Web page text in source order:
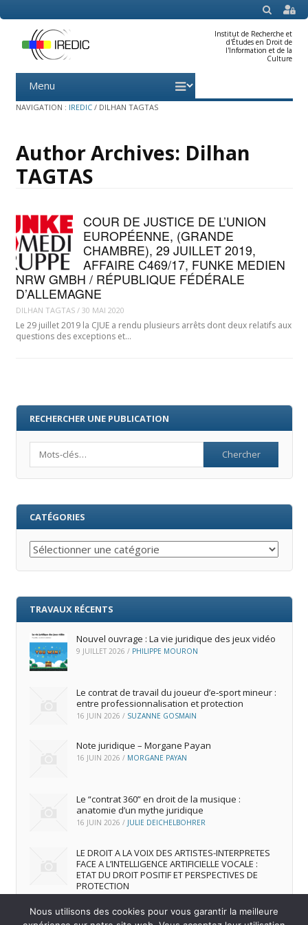
SEARCH
Institut de Recherche et
d'Études en Droit de
l'Information et de la
Culture
Menu
content
NAVIGATION : IREDIC / DILHAN TAGTAS
Author Archives: Dilhan
TAGTAS
COUR DE JUSTICE DE L’UNION
EUROPÉENNE, (GRANDE
CHAMBRE), 29 JUILLET 2019,
AFFAIRE C469/17, FUNKE MEDIEN
NRW GMBH / RÉPUBLIQUE FÉDÉRALE
D’ALLEMAGNE
DILHAN TAGTAS/ 30 MAI 2020
Le 29 juillet 2019 la CJUE a rendu plusieurs arrêts dont deux relatifs aux
questions des exceptions et…
RECHERCHER UNE PUBLICATION
CATÉGORIES
Catégories
TRAVAUX RÉCENTS
Nouvel ouvrage : La vie juridique des jeux vidéo
9 JUILLET 2026 / PHILIPPE MOURON
Le contrat de travail du joueur d’e‑sport mineur :
entre professionnalisation et protection
16 JUIN 2026 / SUZANNE GOSMAIN
Note juridique – Morgane Payan
16 JUIN 2026 / MORGANE PAYAN
Le “contrat 360” en droit de la musique :
anatomie d’un mythe juridique
16 JUIN 2026 / JULIE DEICHELBOHRER
LE DROIT A LA VOIX DES ARTISTES-INTERPRETES
FACE A L’INTELLIGENCE ARTIFICIELLE VOCALE :
ETAT DU DROIT POSITIF ET PERSPECTIVES DE
PROTECTION
Nous utilisons des cookies pour vous garantir la meilleure